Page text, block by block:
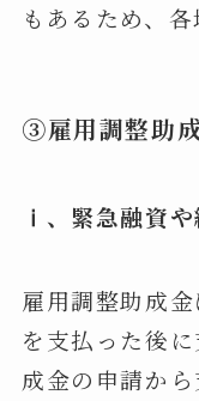
もあるため、
③雇用調整助
ⅰ、緊急融資
雇用調整助成
を支払った後
成金の申請か